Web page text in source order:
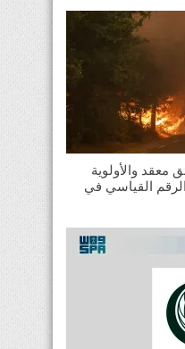
معقد والأولوية
الرقم القياسي في